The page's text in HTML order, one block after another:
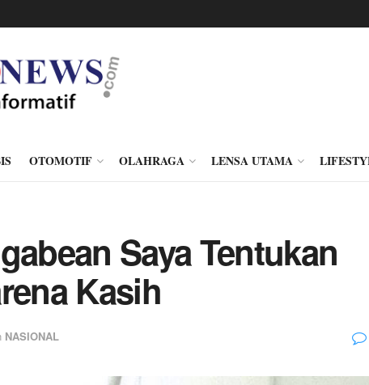
OTOMOTIF OLAHRAGA LENSA UTAMA
Saya Tentukan
Kasih
NASIONAL